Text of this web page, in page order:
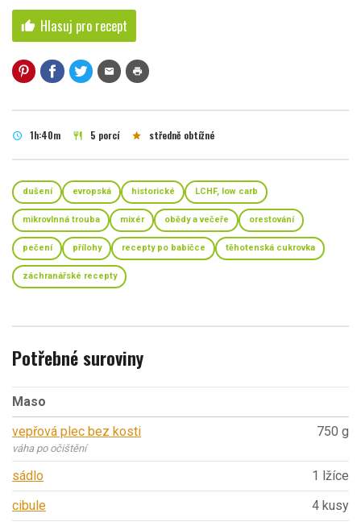
thumb_up Hlasuj pro recept
mail print
schedule 1h:40m restaurant 5 porcí star středně obtížné
dušení evropská historické LCHF, low carb
mikrovlnná trouba mixér obědy a večeře orestování
pečení přílohy recepty po babičce těhotenská cukrovka
záchranářské recepty
Potřebné suroviny
Maso
vepřová plec bez kosti
váha po očištění
750 g
sádlo
1 lžíce
cibule
4 kusy